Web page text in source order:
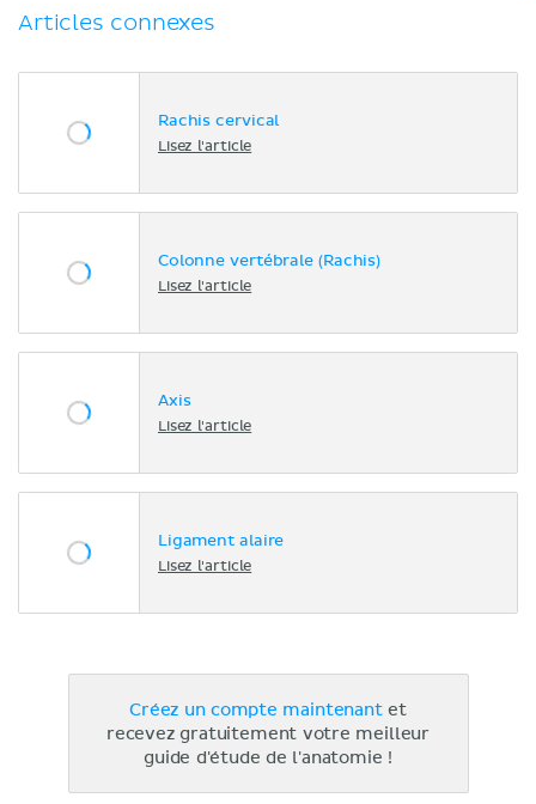
Articles connexes
Rachis cervical
Lisez l'article
Colonne vertébrale (Rachis)
Lisez l'article
Axis
Lisez l'article
Ligament alaire
Lisez l'article
Créez un compte maintenantet
recevez gratuitement votre meilleur
guide d'étude de l'anatomie !